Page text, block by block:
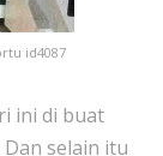
id4087
ini di buat
selain itu